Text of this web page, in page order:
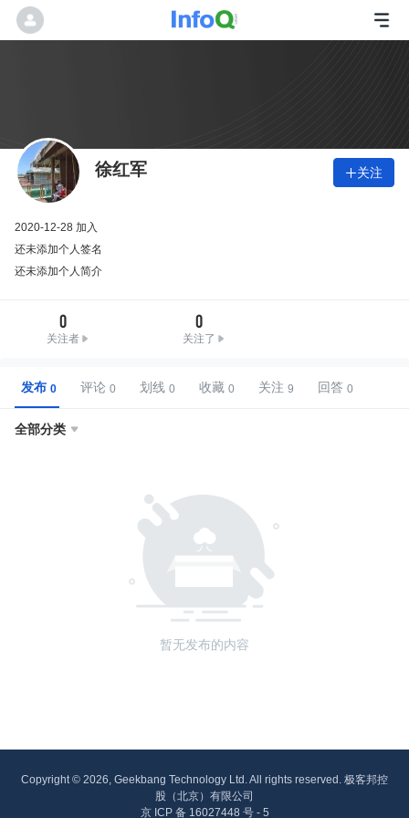
徐红军 关注
2020-12-28 加入
还未添加个人签名
还未添加个人简介
0
关注者
0
关注了
发布 评论 划线 收藏 关注 回答
全部分类 
暂无发布的内容
Copyright © 2026, Geekbang Technology Ltd. All rights reserved. 极客邦控
股（北京）有限公司
京 ICP 备 16027448 号 - 5